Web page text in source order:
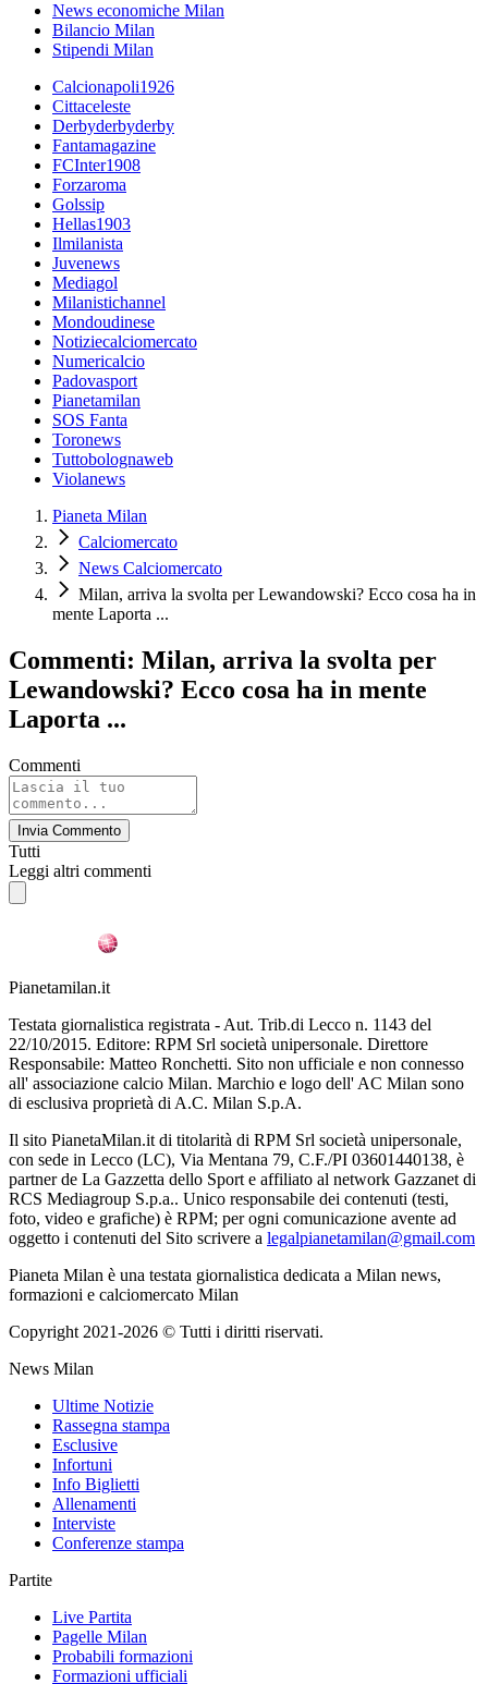
News economiche Milan
Bilancio Milan
Stipendi Milan
Calcionapoli1926
Cittaceleste
Derbyderbyderby
Fantamagazine
FCInter1908
Forzaroma
Golssip
Hellas1903
Ilmilanista
Juvenews
Mediagol
Milanistichannel
Mondoudinese
Notiziecalciomercato
Numericalcio
Padovasport
Pianetamilan
SOS Fanta
Toronews
Tuttobolognaweb
Violanews
Pianeta Milan
Calciomercato
News Calciomercato
Milan, arriva la svolta per Lewandowski? Ecco cosa ha in
mente Laporta ...
Commenti: Milan, arriva la svolta per
Lewandowski? Ecco cosa ha in mente
Laporta ...
Commenti
Invia Commento
Tutti
Leggi altri commenti
Pianetamilan.it
Testata giornalistica registrata - Aut. Trib.di Lecco n. 1143 del
22/10/2015. Editore: RPM Srl società unipersonale. Direttore
Responsabile: Matteo Ronchetti. Sito non ufficiale e non connesso
all' associazione calcio Milan. Marchio e logo dell' AC Milan sono
di esclusiva proprietà di A.C. Milan S.p.A.
Il sito PianetaMilan.it di titolarità di RPM Srl società unipersonale,
con sede in Lecco (LC), Via Mentana 79, C.F./PI 03601440138, è
partner de La Gazzetta dello Sport e affiliato al network Gazzanet di
RCS Mediagroup S.p.a.. Unico responsabile dei contenuti (testi,
foto, video e grafiche) è RPM; per ogni comunicazione avente ad
oggetto i contenuti del Sito scrivere a legalpianetamilan@gmail.com
Pianeta Milan è una testata giornalistica dedicata a Milan news,
formazioni e calciomercato Milan
Copyright 2021-2026 © Tutti i diritti riservati.
News Milan
Ultime Notizie
Rassegna stampa
Esclusive
Infortuni
Info Biglietti
Allenamenti
Interviste
Conferenze stampa
Partite
Live Partita
Pagelle Milan
Probabili formazioni
Formazioni ufficiali